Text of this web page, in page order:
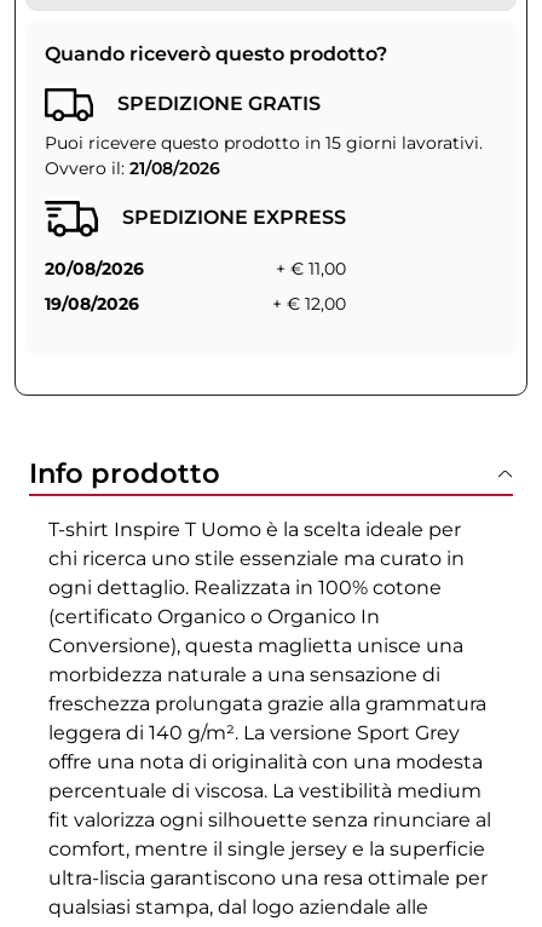
Quando riceverò questo prodotto?
SPEDIZIONE GRATIS
Puoi ricevere questo prodotto in 15 giorni lavorativi.
Ovvero il: 21/08/2026
SPEDIZIONE EXPRESS
20/08/2026
+ € 11,00
19/08/2026
+ € 12,00
Info prodotto
T-shirt Inspire T Uomo è la scelta ideale per
chi ricerca uno stile essenziale ma curato in
ogni dettaglio. Realizzata in 100% cotone
(certificato Organico o Organico In
Conversione), questa maglietta unisce una
morbidezza naturale a una sensazione di
freschezza prolungata grazie alla grammatura
leggera di 140 g/m². La versione Sport Grey
offre una nota di originalità con una modesta
percentuale di viscosa. La vestibilità medium
fit valorizza ogni silhouette senza rinunciare al
comfort, mentre il single jersey e la superficie
ultra-liscia garantiscono una resa ottimale per
qualsiasi stampa, dal logo aziendale alle